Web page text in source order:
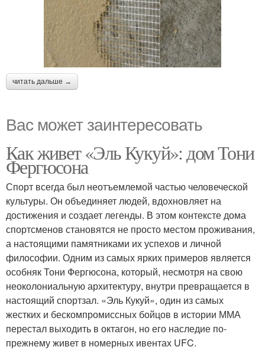
читать дальше →
Вас может заинтересовать
Как живет «Эль Кукуй»: дом Тони
Фергюсона
Спорт всегда был неотъемлемой частью человеческой
культуры. Он объединяет людей, вдохновляет на
достижения и создает легенды. В этом контексте дома
спортсменов становятся не просто местом проживания,
а настоящими памятниками их успехов и личной
философии. Одним из самых ярких примеров является
особняк Тони Фергюсона, который, несмотря на свою
неоколониальную архитектуру, внутри превращается в
настоящий спортзал. «Эль Кукуй», один из самых
жестких и бескомпромиссных бойцов в истории ММА
перестал выходить в октагон, но его наследие по-
прежнему живет в номерных ивентах UFC.